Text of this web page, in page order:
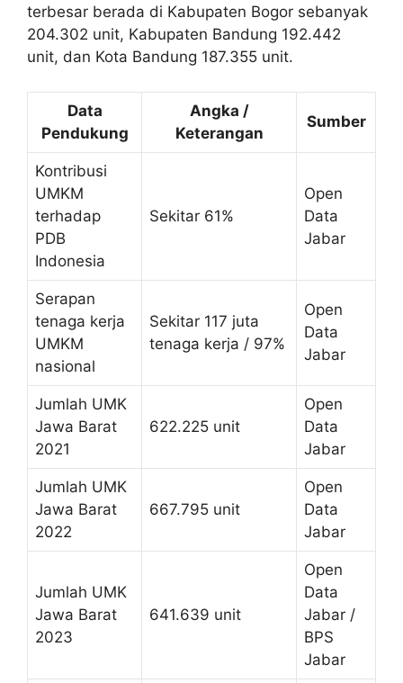
terbesar berada di Kabupaten Bogor sebanyak
204.302 unit, Kabupaten Bandung 192.442
unit, dan Kota Bandung 187.355 unit.
Data
Pendukung
Angka /
Keterangan
Sumber
Kontribusi
UMKM
terhadap
PDB
Indonesia
Sekitar 61%
Open
Data
Jabar
Serapan
tenaga kerja
UMKM
nasional
Sekitar 117 juta
tenaga kerja / 97%
Open
Data
Jabar
Jumlah UMK
Jawa Barat
2021
622.225 unit
Open
Data
Jabar
Jumlah UMK
Jawa Barat
2022
667.795 unit
Open
Data
Jabar
Jumlah UMK
Jawa Barat
2023
641.639 unit
Open
Data
Jabar /
BPS
Jabar